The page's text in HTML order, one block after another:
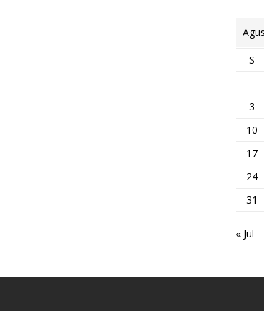
S
3
10
17
24
31
« Jul